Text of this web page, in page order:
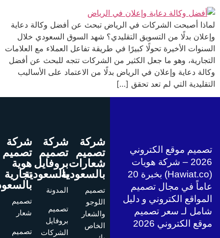
أصبحت الشركات في الرياض تبحث عن أفضل وكالة دعاية
بدلًا من التسويق التقليدي؟ شهد السوق السعودي خلال
الأخيرة تحولًا كبيرًا في طريقة تفاعل العملاء مع العلامات
وهو ما جعل الكثير من الشركات تتجه للبحث عن أفضل
دعاية وإعلان في الرياض بدلًا من الاعتماد على الأساليب
التي لم تعد تحقق […]
موقع الكتروني
2026 – شركة هويات
(Hawiat.co) بخبرة 20
في مجال تصميم
الكتروني و دليل
لـ سعر تصميم
الكتروني 2026
شركة
تصميم
شعارات
بالسعودية
تصميم
اللوجو
والشعار
الخاص
شركة
تصميم
بروفايل
بالسعودية
المدونة
تصميم
بروفايل
الشركات
شركة
تصميم
هوية
تجارية
بالسعودية
تصميم
شعار
تصميم